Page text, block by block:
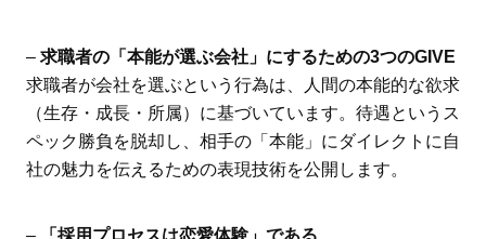
– 求職者の「本能が選ぶ会社」にするための3つのGIVE
求職者が会社を選ぶという行為は、人間の本能的な欲求
（生存・成長・所属）に基づいています。待遇というス
ペック勝負を脱却し、相手の「本能」にダイレクトに自
社の魅力を伝えるための表現技術を公開します。